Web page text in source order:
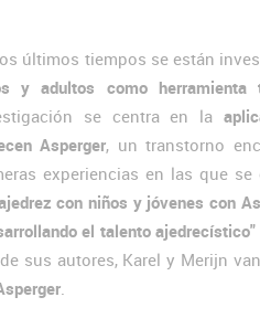
últimos tiempos se están
y adultos como herramienta
se centra en la
Asperger, un transtorno
experiencias en las que
con niños y jóvenes con
el talento ajedrecístico"
sus autores, Karel y Merijn